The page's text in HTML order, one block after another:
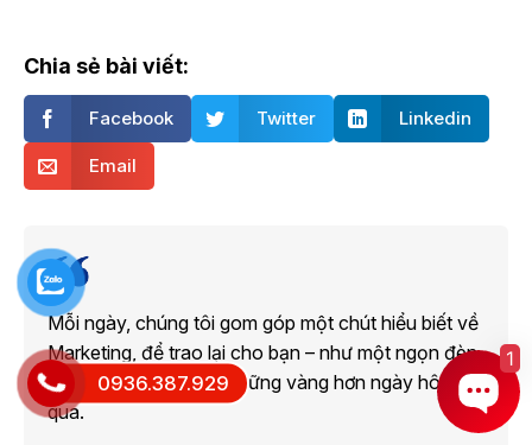
Chia sẻ bài viết:
Facebook Twitter Linkedin
Email
Mỗi ngày, chúng tôi gom góp một chút hiểu biết về
Marketing, để trao lại cho bạn – như một ngọn đèn
nhỏ, soi đường bạn đi vững vàng hơn ngày hôm
qua.
0936.387.929
1